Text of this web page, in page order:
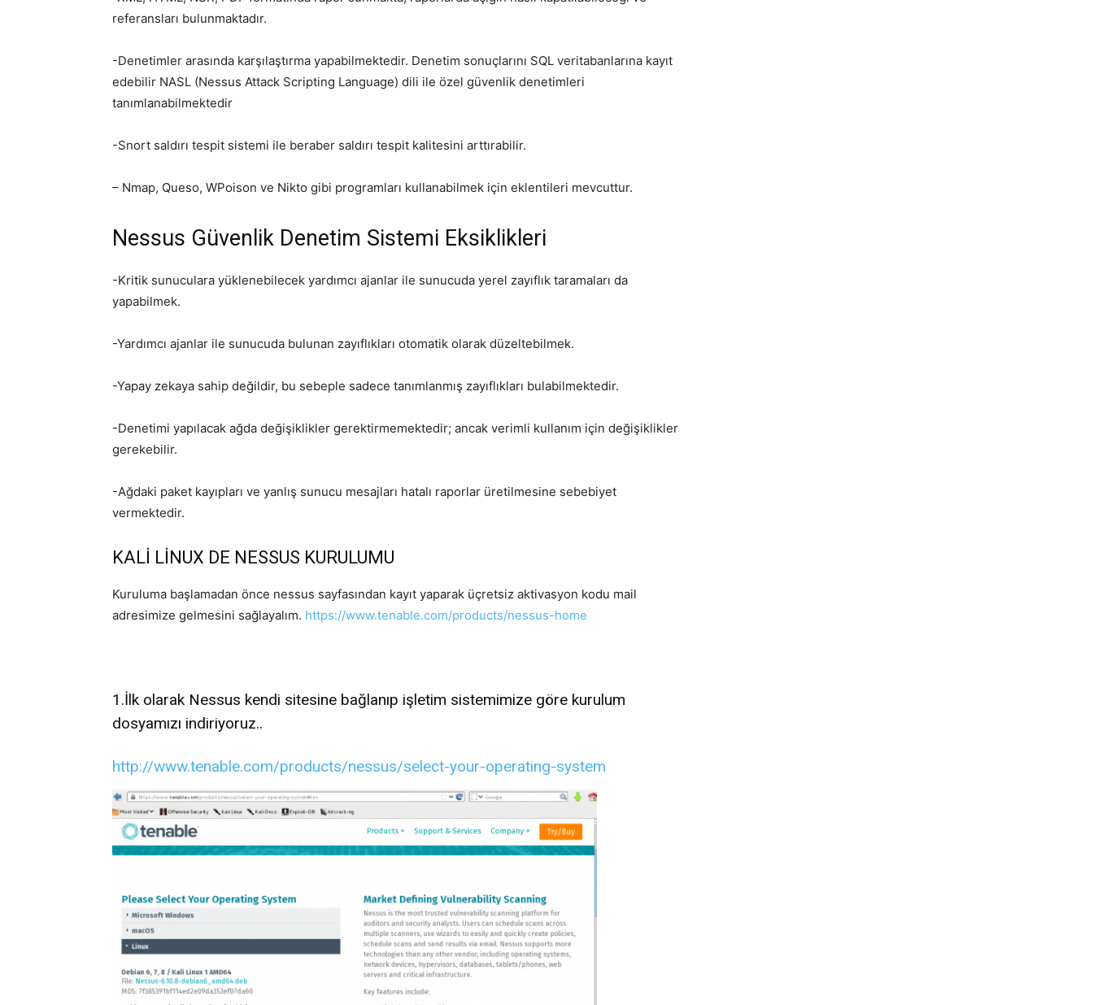
referansları bulunmaktadır.
-Denetimler arasında karşılaştırma yapabilmektedir. Denetim sonuçlarını SQL veritabanlarına kayıt
edebilir NASL (Nessus Attack Scripting Language) dili ile özel güvenlik denetimleri
tanımlanabilmektedir
-Snort saldırı tespit sistemi ile beraber saldırı tespit kalitesini arttırabilir.
– Nmap, Queso, WPoison ve Nikto gibi programları kullanabilmek için eklentileri mevcuttur.
Nessus Güvenlik Denetim Sistemi Eksiklikleri
-Kritik sunuculara yüklenebilecek yardımcı ajanlar ile sunucuda yerel zayıflık taramaları da
yapabilmek.
-Yardımcı ajanlar ile sunucuda bulunan zayıflıkları otomatik olarak düzeltebilmek.
-Yapay zekaya sahip değildir, bu sebeple sadece tanımlanmış zayıflıkları bulabilmektedir.
-Denetimi yapılacak ağda değişiklikler gerektirmemektedir; ancak verimli kullanım için değişiklikler
gerekebilir.
-Ağdaki paket kayıpları ve yanlış sunucu mesajları hatalı raporlar üretilmesine sebebiyet
vermektedir.
KALİ LİNUX DE NESSUS KURULUMU
Kuruluma başlamadan önce nessus sayfasından kayıt yaparak üçretsiz aktivasyon kodu mail
adresimize gelmesini sağlayalım. https://www.tenable.com/products/nessus-home
1.İlk olarak Nessus kendi sitesine bağlanıp işletim sistemimize göre kurulum
dosyamızı indiriyoruz..
http://www.tenable.com/products/nessus/select-your-operating-system